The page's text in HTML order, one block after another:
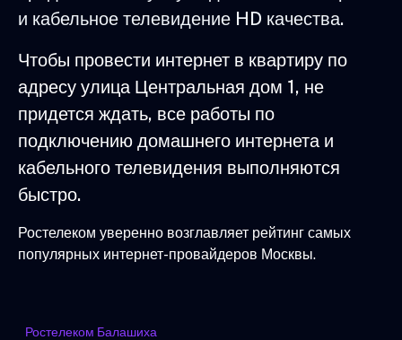
и кабельное телевидение HD качества.
Чтобы провести интернет в квартиру по
адресу улица Центральная дом 1, не
придется ждать, все работы по
подключению домашнего интернета и
кабельного телевидения выполняются
быстро.
Ростелеком уверенно возглавляет рейтинг самых
популярных интернет-провайдеров Москвы.
Ростелеком Балашиха